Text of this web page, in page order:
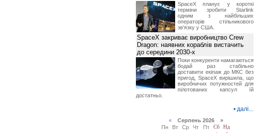
SpaceX планує у короткі
терміни зробити Starlink
одним з найбільших
операторів стільникового
зв'язку у США.
SpaceX закриває виробництво Crew
Dragon: наявних кораблів вистачить
до середини 2030-х
Поки конкуренти намагаються
бодай раз стабільно
доставити екіпаж до МКС без
пригод, SpaceX вирішила, що
виробничих потужностей для
пілотованих капсул їй
достатньо.
• далі...
«Серпень 2026 »
Пн
Вт Ср Чт Пт Сб
Нд